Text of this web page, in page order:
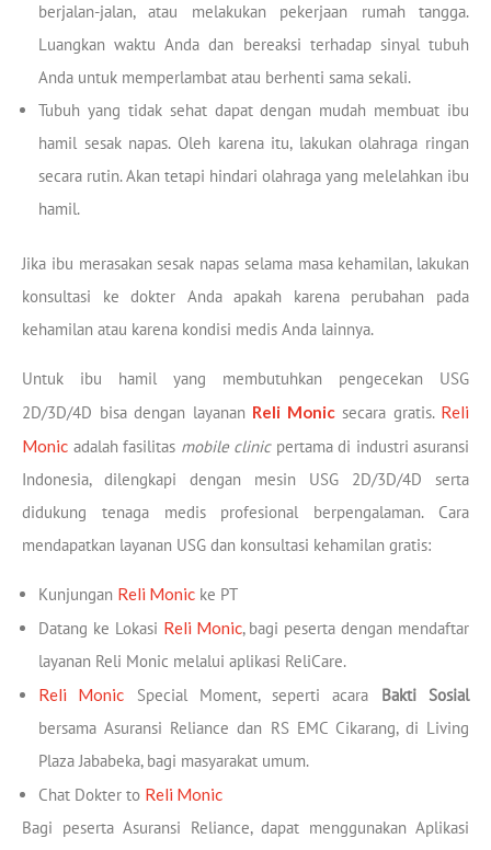
berjalan-jalan, atau melakukan pekerjaan rumah tangga.
Luangkan waktu Anda dan bereaksi terhadap sinyal tubuh
Anda untuk memperlambat atau berhenti sama sekali.
Tubuh yang tidak sehat dapat dengan mudah membuat ibu
hamil sesak napas. Oleh karena itu, lakukan olahraga ringan
secara rutin. Akan tetapi hindari olahraga yang melelahkan ibu
hamil.
Jika ibu merasakan sesak napas selama masa kehamilan, lakukan
konsultasi ke dokter Anda apakah karena perubahan pada
kehamilan atau karena kondisi medis Anda lainnya.
Untuk ibu hamil yang membutuhkan pengecekan USG
2D/3D/4D bisa dengan layanan Reli Monicsecara gratis. Reli
Monic adalah fasilitas mobile clinicpertama di industri asuransi
Indonesia, dilengkapi dengan mesin USG 2D/3D/4D serta
didukung tenaga medis profesional berpengalaman. Cara
mendapatkan layanan USG dan konsultasi kehamilan gratis:
Kunjungan Reli Monic ke PT
Datang ke Lokasi Reli Monic, bagi peserta dengan mendaftar
layanan Reli Monic melalui aplikasi ReliCare.
Reli Monic Special Moment, seperti acara Bakti Sosial
bersama Asuransi Reliance dan RS EMC Cikarang, di Living
Plaza Jababeka, bagi masyarakat umum.
Chat Dokter to Reli Monic
Bagi peserta Asuransi Reliance, dapat menggunakan Aplikasi